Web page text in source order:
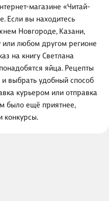
магазине «Читай-
Если вы находитесь
Новгороде, Казани,
или любом другом регионе
на книгу Светлана
яйца. Рецепты
и выбрать удобный способ
курьером или отправка
было ещё приятнее,
конкурсы.